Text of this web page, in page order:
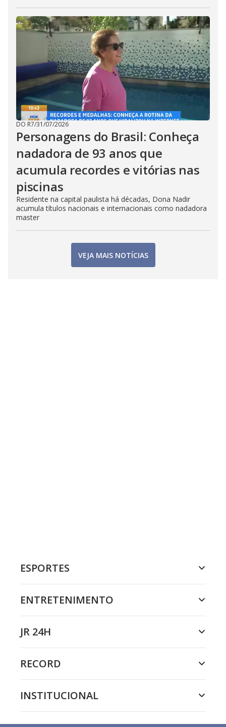
DO R7/31/07/2026
Personagens do Brasil: Conheça
nadadora de 93 anos que
acumula recordes e vitórias nas
piscinas
Residente na capital paulista há décadas, Dona Nadir
acumula títulos nacionais e internacionais como nadadora
master
VEJA MAIS NOTÍCIAS
ESPORTES
ENTRETENIMENTO
JR 24H
RECORD
INSTITUCIONAL